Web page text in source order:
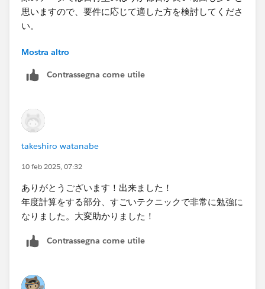
見かけ上の手順を簡潔にするために整数型を使いました
が、実際のデータでは日付型のほうが都合が良い場面も
Mostra altro
Contrassegna come utile
takeshiro watanabe
10 feb 2025, 07:32
ありがとうございます！出来ました！
年度計算をする部分、すごいテクニックで非常に勉強に
なりました。大変助かりました！
Contrassegna come utile